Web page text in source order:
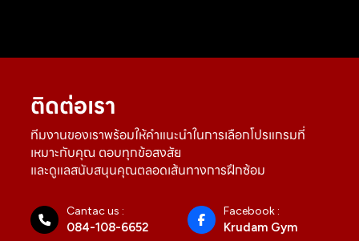
ติดต่อเรา
ทีมงานของเราพร้อมให้คำแนะนำในการเลือกโปรแกรมที่
เหมาะกับคุณ ตอบทุกข้อสงสัย
และดูแลสนับสนุนคุณตลอดเส้นทางการฝึกซ้อม
Cantac us :
084-108-6652
Facebook :
Krudam Gym